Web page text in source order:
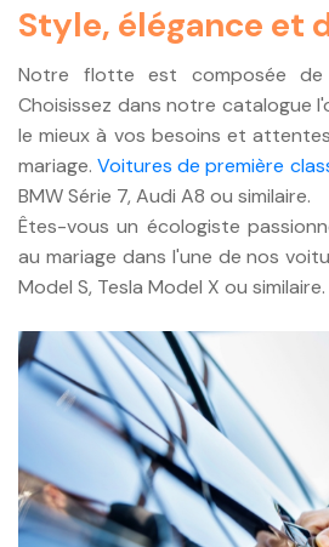
Style, élégance et
Notre flotte est composée de
Choisissez dans notre catalogue
le mieux à vos besoins et
mariage.Voitures de première
BMW Série 7, Audi A8 ou similaire.
Êtes-vous un écologiste
au mariage dans l'une de nos
Model S, Tesla Model X ou similaire.